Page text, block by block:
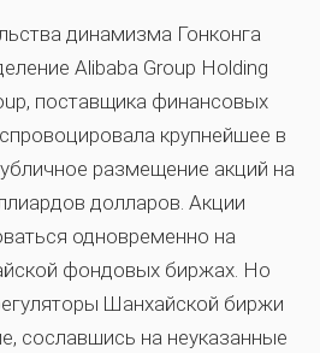
динамизма Гонконга
Alibaba Group Holding
поставщика финансовых
крупнейшее в
размещение акций на
долларов. Акции
одновременно на
фондовых биржах. Но
Шанхайской биржи
сославшись на неуказанные